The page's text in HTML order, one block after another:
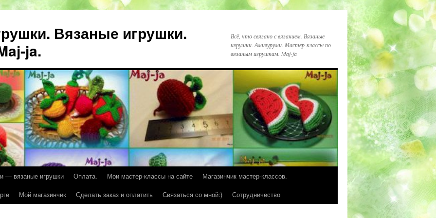
Вязаные игрушки.
ja.
Всё, что связано с вязанием. Вязаные
игрушки. Амигуруми. Мастер-классы по
вязаным игрушкам. Maj-ja
— вязаные игрушки Оплата. Мои мастер-классы на сайте
Магазинчик мастер-классов.
Мой магазинчик Сделать заказ и оплатить Связаться со мной:) Сотрудничество